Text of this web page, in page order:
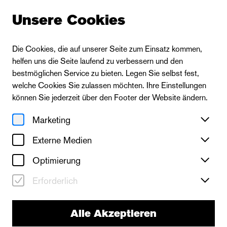
Unsere Cookies
Die Cookies, die auf unserer Seite zum Einsatz kommen,
helfen uns die Seite laufend zu verbessern und den
bestmöglichen Service zu bieten. Legen Sie selbst fest,
welche Cookies Sie zulassen möchten. Ihre Einstellungen
können Sie jederzeit über den Footer der Website ändern.
Marketing
Externe Medien
Optimierung
Erforderlich
Alle Akzeptieren